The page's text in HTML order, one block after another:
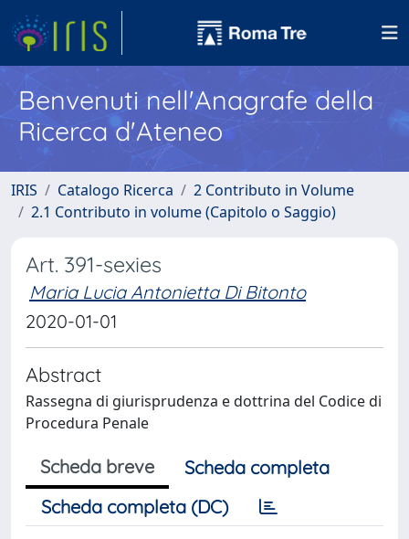
Benvenuti nell'Anagrafe della
Ricerca d'Ateneo
IRIS Catalogo Ricerca
2 Contributo in Volume
2.1 Contributo in volume (Capitolo o Saggio)
Art. 391-sexies
Maria Lucia Antonietta Di Bitonto
2020-01-01
Abstract
Rassegna di giurisprudenza e dottrina del Codice di
Procedura Penale
Scheda breve
Scheda completa
Scheda completa (DC)